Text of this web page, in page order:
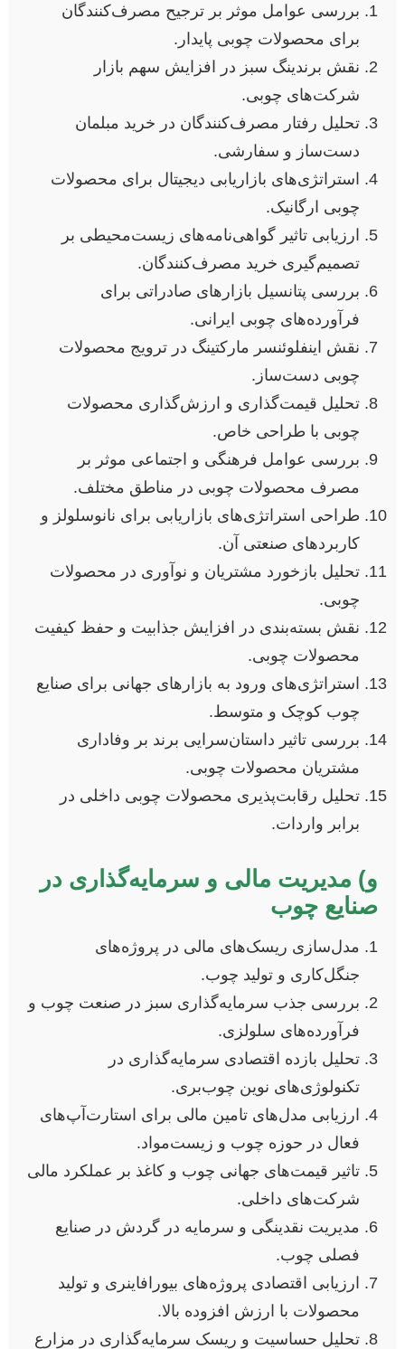
بررسی عوامل موثر بر ترجیح مصرف‌کنندگان
برای محصولات چوبی پایدار.
نقش برندینگ سبز در افزایش سهم بازار
شرکت‌های چوبی.
تحلیل رفتار مصرف‌کنندگان در خرید مبلمان
دست‌ساز و سفارشی.
استراتژی‌های بازاریابی دیجیتال برای محصولات
چوبی ارگانیک.
ارزیابی تاثیر گواهی‌نامه‌های زیست‌محیطی بر
تصمیم‌گیری خرید مصرف‌کنندگان.
بررسی پتانسیل بازارهای صادراتی برای
فرآورده‌های چوبی ایرانی.
نقش اینفلوئنسر مارکتینگ در ترویج محصولات
چوبی دست‌ساز.
تحلیل قیمت‌گذاری و ارزش‌گذاری محصولات
چوبی با طراحی خاص.
بررسی عوامل فرهنگی و اجتماعی موثر بر
مصرف محصولات چوبی در مناطق مختلف.
طراحی استراتژی‌های بازاریابی برای نانوسلولز و
کاربردهای صنعتی آن.
تحلیل بازخورد مشتریان و نوآوری در محصولات
چوبی.
نقش بسته‌بندی در افزایش جذابیت و حفظ کیفیت
محصولات چوبی.
استراتژی‌های ورود به بازارهای جهانی برای صنایع
چوب کوچک و متوسط.
بررسی تاثیر داستان‌سرایی برند بر وفاداری
مشتریان محصولات چوبی.
تحلیل رقابت‌پذیری محصولات چوبی داخلی در
برابر واردات.
و) مدیریت مالی و سرمایه‌گذاری در
صنایع چوب
مدل‌سازی ریسک‌های مالی در پروژه‌های
جنگل‌کاری و تولید چوب.
بررسی جذب سرمایه‌گذاری سبز در صنعت چوب و
فرآورده‌های سلولزی.
تحلیل بازده اقتصادی سرمایه‌گذاری در
تکنولوژی‌های نوین چوب‌بری.
ارزیابی مدل‌های تامین مالی برای استارت‌آپ‌های
فعال در حوزه چوب و زیست‌مواد.
تاثیر قیمت‌های جهانی چوب و کاغذ بر عملکرد مالی
شرکت‌های داخلی.
مدیریت نقدینگی و سرمایه در گردش در صنایع
فصلی چوب.
ارزیابی اقتصادی پروژه‌های بیورافاینری و تولید
محصولات با ارزش افزوده بالا.
تحلیل حساسیت و ریسک سرمایه‌گذاری در مزارع